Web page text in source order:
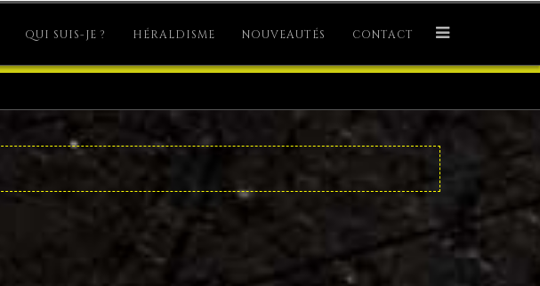
QUI SUIS-JE ? HÉRALDISME NOUVEAUTÉS CONTACT